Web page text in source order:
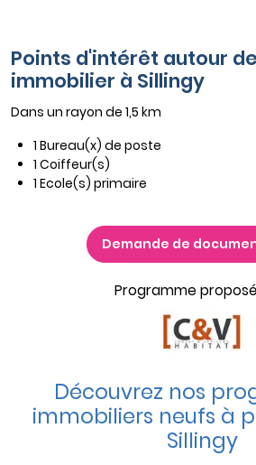
Points d'intérêt autour
immobilier à Sillingy
Dans un rayon de 1,5 km
1 Bureau(x) de poste
1 Coiffeur(s)
1 Ecole(s) primaire
Demande de
Programme
Découvrez nos
immobiliers neufs à
Sillingy